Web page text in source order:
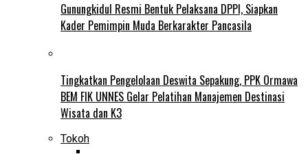
Gunungkidul Resmi Bentuk Pelaksana DPPI, Siapkan
Kader Pemimpin Muda Berkarakter Pancasila
Tingkatkan Pengelolaan Deswita Sepakung, PPK Ormawa
BEM FIK UNNES Gelar Pelatihan Manajemen Destinasi
Wisata dan K3
Tokoh